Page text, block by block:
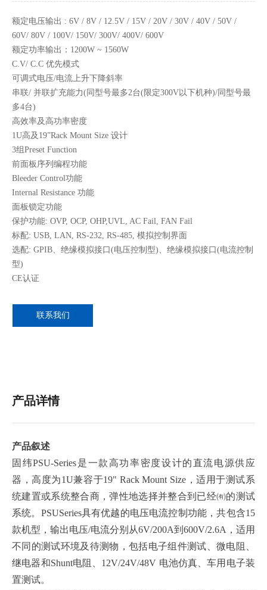
额定电压输出 : 6V / 8V / 12.5V / 15V / 20V / 30V / 40V / 50V /
60V/ 80V / 100V/ 150V/ 300V/ 400V/ 600V
额定功率输出：1200W ~ 1560W
C.V/ C.C 优先模式
可调式电压/电流上升下降斜率
串联/ 并联扩充能力(同型号最多2台(限定300V以下机种)/同型号最
多4台)
高效率及高功率密度
1U高及19”Rack Mount Size 设计
3组Preset Function
前面板序列编程功能
Bleeder Control功能
Internal Resistance 功能
面板锁定功能
保护功能: OVP, OCP, OHP,UVL, AC Fail, FAN Fail
标配: USB, LAN, RS-232, RS-485, 模拟控制界面
选配: GPIB、绝缘模拟接口(电压控制型)、绝缘模拟接口(电流控制
型)
CE认证
联系我们
产品叙述
固纬PSU-Series是一款高功率密度设计的直流电源供应
器，高度为1U兼容于19" Rack Mount Size，适用于测试系
统建置或系统整合商，弹性地选择并整合到已经㈲的测试
系统。PSUSeries具有优越的电压电流控制功能，共包含15
款机型，输出电压/电流分别从6V/200A到600V/2.6A，适用
不同的测试环境及待测物，包括电子组件测试、微电阻、
继电器和Shunt电阻、12V/24V/48V 电池仿真、车用电子装
置测试。
产品详情